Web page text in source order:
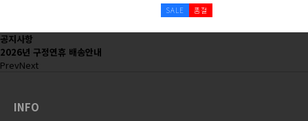
SALE 품절
공지사항
2026년 구정연휴 배송안내
PrevNext
INFO